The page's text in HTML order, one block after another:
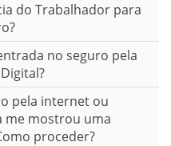
do Trabalhador para
no seguro pela
pela internet ou
me mostrou uma
proceder?